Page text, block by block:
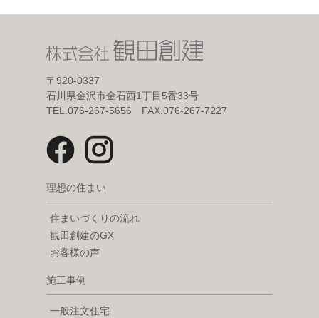
〒920-0337
石川県金沢市金石西1丁目5番33号
TEL.076-267-5656 FAX.076-267-7227
理想の住まい
住まいづくりの流れ
観田創建のGX
お客様の声
施工事例
一般注文住宅